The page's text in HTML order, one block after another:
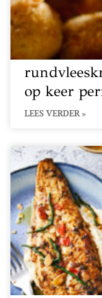
op keer
LEES VERDER »